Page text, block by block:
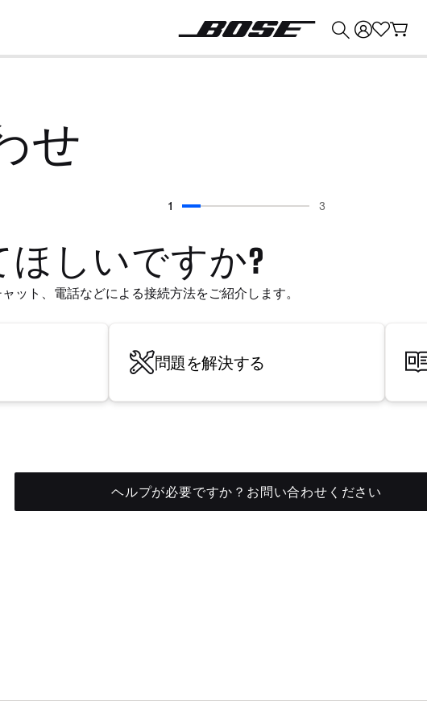
せ
1 3
しいですか?
ット、電話などによる接続方法をご紹介します。
問題を解決する
ヘルプが必要ですか？お問い合わせください